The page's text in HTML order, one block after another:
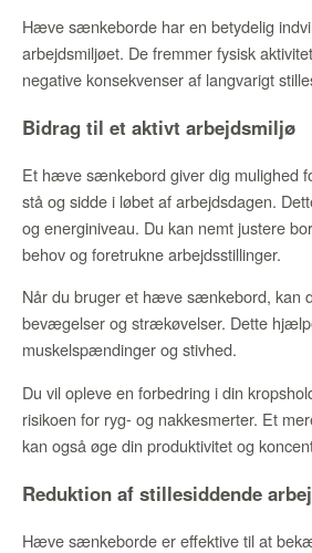
Hæve sænkeborde har en betydelig
arbejdsmiljøet. De fremmer fysisk
negative konsekvenser af langvarigt
Bidrag til et aktivt arbejdsmiljø
Et hæve sænkebord giver dig mulighed
stå og sidde i løbet af arbejdsdagen.
og energiniveau. Du kan nemt justere
behov og foretrukne arbejdsstillinger.
Når du bruger et hæve sænkebord, kan
bevægelser og strækøvelser. Dette
muskelspændinger og stivhed.
Du vil opleve en forbedring i din
risikoen for ryg- og nakkesmerter. Et
kan også øge din produktivitet og
Reduktion af stillesiddende
Hæve sænkeborde er effektive til at